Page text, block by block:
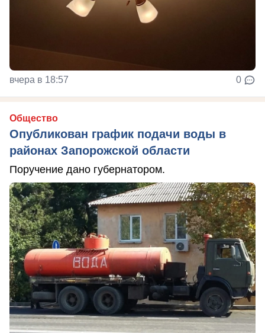
вчера в 18:57 0
Общество
Опубликован график подачи воды в
районах Запорожской области
Поручение дано губернатором.